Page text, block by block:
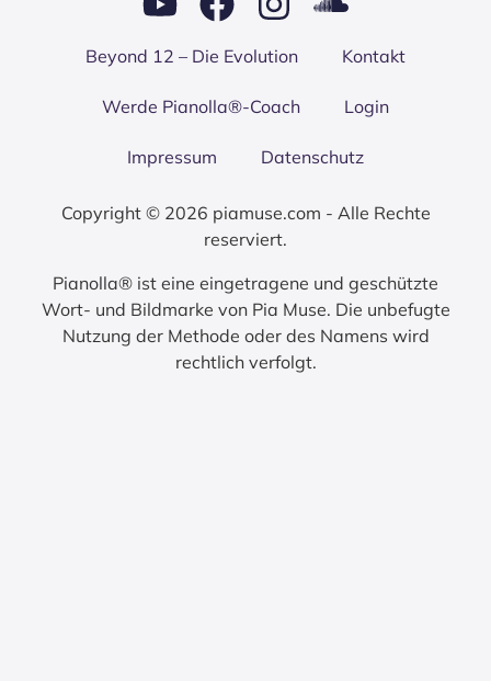
Bey­ond 12 – Die Evo­lu­ti­on Kon­takt
Wer­de Pianolla®-Coach Log­in
Impres­sum Daten­schutz
Copyright © 2026 piamuse.com - Alle Rechte
reserviert.
Pianolla® ist eine eingetragene und geschützte
Wort- und Bildmarke von Pia Muse. Die unbefugte
Nutzung der Methode oder des Namens wird
rechtlich verfolgt.